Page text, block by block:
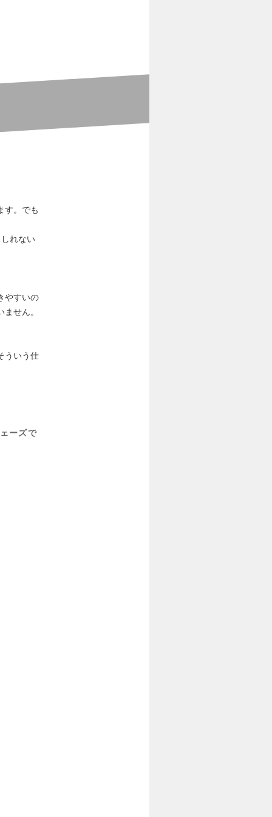
す。でも
れない
やすいの
せん。
ういう仕
ーズで